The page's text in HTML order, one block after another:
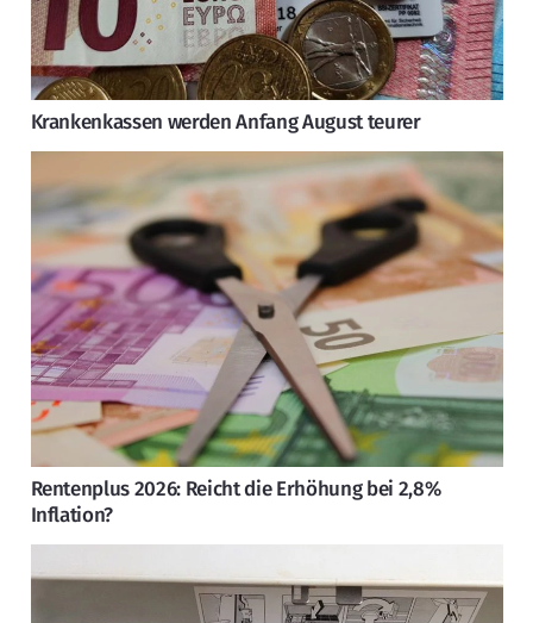
Krankenkassen werden Anfang August teurer
Rentenplus 2026: Reicht die Erhöhung bei 2,8%
Inflation?